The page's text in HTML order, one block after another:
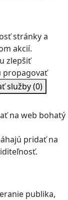
stránky a
akcií.
zlepšiť
propagovať
služby(0)
na web bohatý
pridať na
publika,